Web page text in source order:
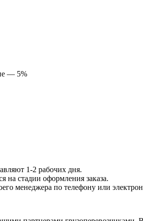
— 5%
1-2 рабочих дня.
на стадии оформления заказа.
менеджера по телефону или